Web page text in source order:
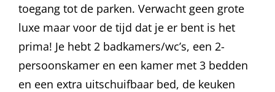
toegang tot de parken. Verwacht geen grote
luxe maar voor de tijd dat je er bent is het
prima! Je hebt 2 badkamers/wc’s, een 2-
persoonskamer en een kamer met 3 bedden
en een extra uitschuifbaar bed, de keuken